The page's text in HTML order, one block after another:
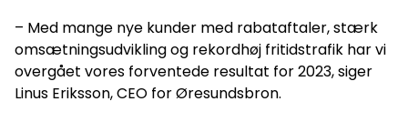
– Med mange nye kunder med rabataftaler, stærk
omsætningsudvikling og rekordhøj fritidstrafik har vi
overgået vores forventede resultat for 2023, siger
Linus Eriksson, CEO for Øresundsbron.